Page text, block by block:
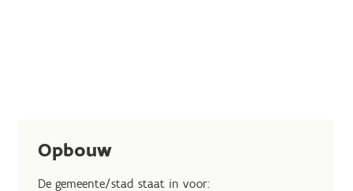
Opbouw
De gemeente/stad staat in voor: